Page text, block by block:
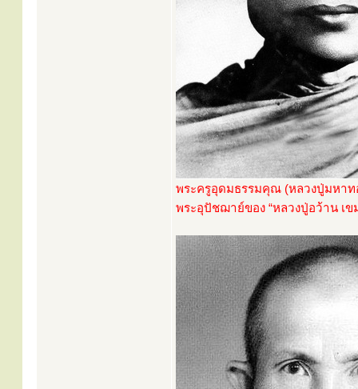
พระครูอุดมธรรมคุณ (หลวงปู่มหาท
พระอุปัชฌาย์ของ “หลวงปู่อว้าน เข